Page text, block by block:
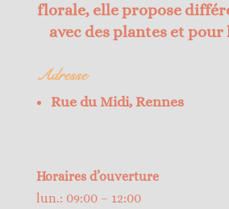
florale, elle propose
avec des plantes et pour
Adresse
Rue du Midi, Rennes
Horaires d’ouverture
lun.: 09:00 – 12:00